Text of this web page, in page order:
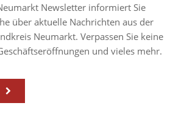
Newsletter informiert Sie
über aktuelle Nachrichten aus der
Neumarkt. Verpassen Sie keine
und vieles mehr.